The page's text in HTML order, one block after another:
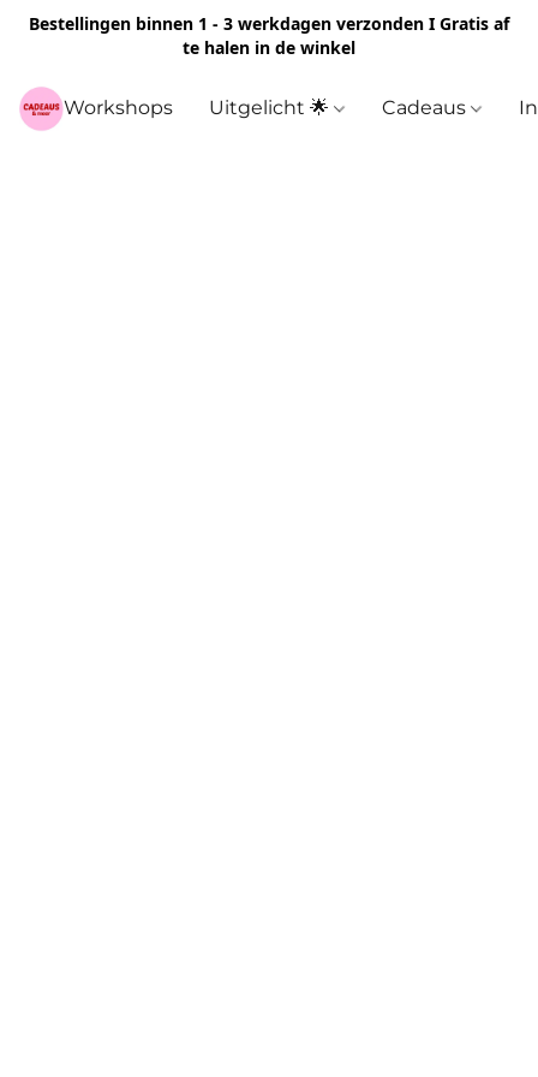
Bestellingen binnen 1 - 3 werkdagen verzonden I Gratis af
te halen in de winkel
Workshops Uitgelicht 🌟 Cadeaus